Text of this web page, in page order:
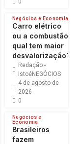
0
Negócios e Economia
Carro elétrico
ou a combustão:
qual tem maior
desvalorização?
Redação -
IstoéNEGÓCIOS
4 de agosto de
2026
0
Negócios e
Economia
Brasileiros
fazem